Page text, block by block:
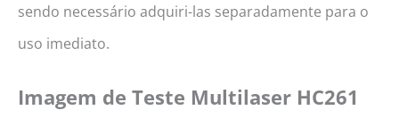
sendo necessário adquiri-las separadamente para o
uso imediato.
Imagem de Teste Multilaser HC261